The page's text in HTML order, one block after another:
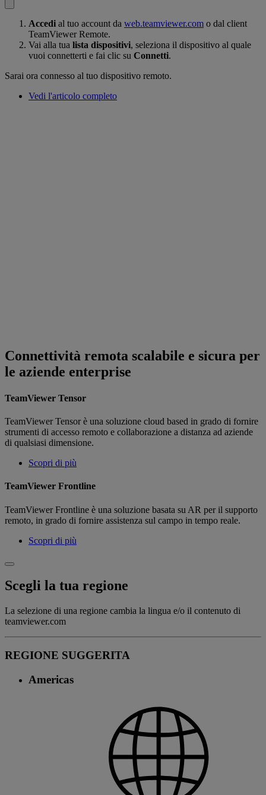
Accedi al tuo account da web.teamviewer.com o dal client
TeamViewer Remote.
Vai alla tua lista dispositivi, seleziona il dispositivo al quale
vuoi connetterti e fai clic su Connetti.
Sarai ora connesso al tuo dispositivo remoto.
Vedi l'articolo completo
Connettività remota scalabile e sicura per
le aziende enterprise
TeamViewer Tensor
TeamViewer Tensor è una soluzione cloud based in grado di fornire
strumenti di accesso remoto e collaborazione a distanza ad aziende
di qualsiasi dimensione.
Scopri di più
TeamViewer Frontline
TeamViewer Frontline è una soluzione basata su AR per il supporto
remoto, in grado di fornire assistenza sul campo in tempo reale.
Scopri di più
Scegli la tua regione
La selezione di una regione cambia la lingua e/o il contenuto di
teamviewer.com
REGIONE SUGGERITA
Americas